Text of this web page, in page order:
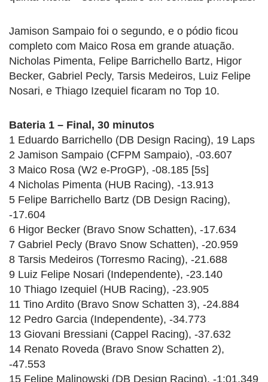
Jamison Sampaio foi o segundo, e o pódio ficou
completo com Maico Rosa em grande atuação.
Nicholas Pimenta, Felipe Barrichello Bartz, Higor
Becker, Gabriel Pecly, Tarsis Medeiros, Luiz Felipe
Nosari, e Thiago Izequiel ficaram no Top 10.
Bateria 1 – Final, 30 minutos
1 Eduardo Barrichello (DB Design Racing), 19 Laps
2 Jamison Sampaio (CFPM Sampaio), -03.607
3 Maico Rosa (W2 e-ProGP), -08.185 [5s]
4 Nicholas Pimenta (HUB Racing), -13.913
5 Felipe Barrichello Bartz (DB Design Racing),
-17.604
6 Higor Becker (Bravo Snow Schatten), -17.634
7 Gabriel Pecly (Bravo Snow Schatten), -20.959
8 Tarsis Medeiros (Torresmo Racing), -21.688
9 Luiz Felipe Nosari (Independente), -23.140
10 Thiago Izequiel (HUB Racing), -23.905
11 Tino Ardito (Bravo Snow Schatten 3), -24.884
12 Pedro Garcia (Independente), -34.773
13 Giovani Bressiani (Cappel Racing), -37.632
14 Renato Roveda (Bravo Snow Schatten 2),
-47.553
15 Felipe Malinowski (DB Design Racing), -1:01.349